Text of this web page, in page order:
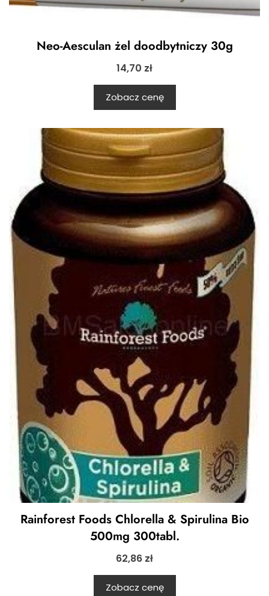
Neo-Aesculan żel doodbytniczy 30g
14,70 zł
Zobacz cenę
Rainforest Foods Chlorella & Spirulina Bio
500mg 300tabl.
62,86 zł
Zobacz cenę